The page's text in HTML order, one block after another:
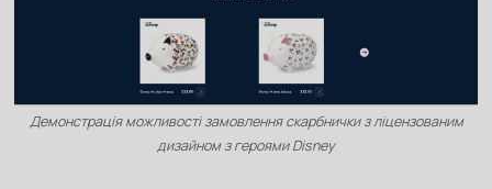
Демонстрація можливості замовлення скарбнички з ліцензованим
дизайном з героями Disney